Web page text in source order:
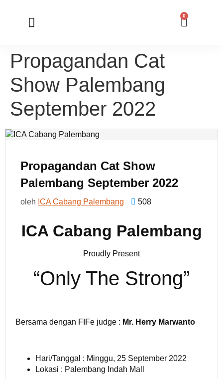
0
Propagandan Cat
Show Palembang
September 2022
Propagandan Cat Show
Palembang September 2022
oleh ICA Cabang Palembang 508
ICA Cabang Palembang
Proudly Present
“Only The Strong”
Bersama dengan FIFe judge : Mr. Herry Marwanto
Hari/Tanggal : Minggu, 25 September 2022
Lokasi : Palembang Indah Mall